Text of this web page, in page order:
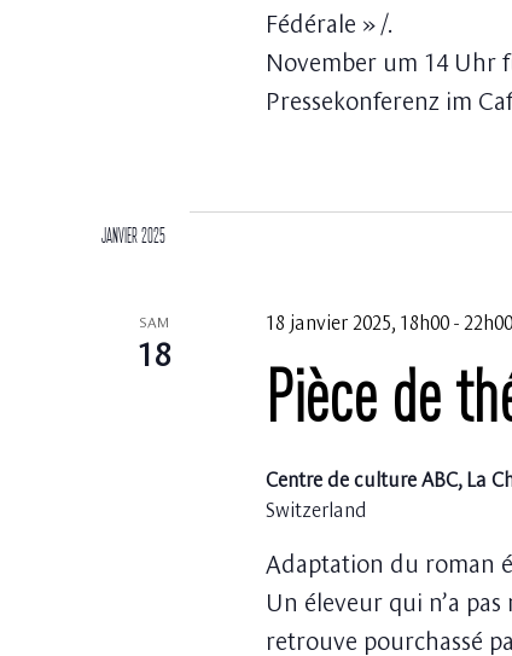
Fédérale » /.
November um 14 Uhr
Pressekonferenz im
janvier 2025
SAM
18
Pièce de
18 janvier 2025, 18h00- 22h00
Centre de culture ABC, La
Switzerland
Adaptation du roman
Un éleveur qui n’a
retrouve pourchassé